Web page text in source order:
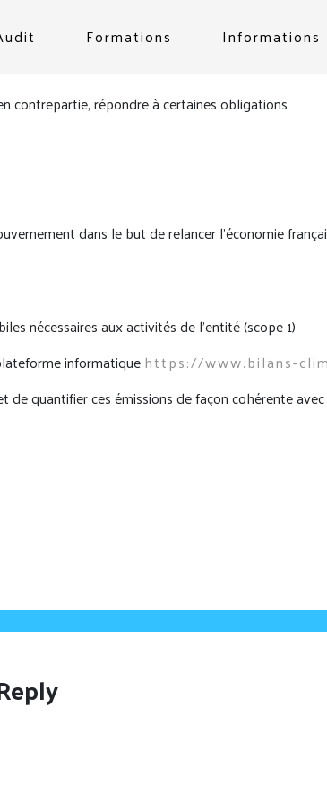
Formations Informations
contrepartie, répondre à certaines obligations
dans le but de relancer l’économie
nécessaires aux activités de l’entité (scope 1)
informatiquehttps://www.bilans-
quantifier ces émissions de façon cohérente